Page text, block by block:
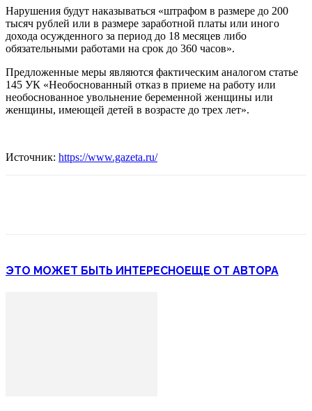
Нарушения будут наказываться «штрафом в размере до 200
тысяч рублей или в размере заработной платы или иного
дохода осужденного за период до 18 месяцев либо
обязательными работами на срок до 360 часов».
Предложенные меры являются фактическим аналогом статье
145 УК «Необоснованный отказ в приеме на работу или
необоснованное увольнение беременной женщины или
женщины, имеющей детей в возрасте до трех лет».
Источник: https://www.gazeta.ru/
ЭТО МОЖЕТ БЫТЬ ИНТЕРЕСНОЕЩЕ ОТ АВТОРА